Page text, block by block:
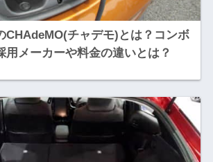
CHAdeMO(チャデモ)とは？コンボ
用メーカーや料金の違いとは？